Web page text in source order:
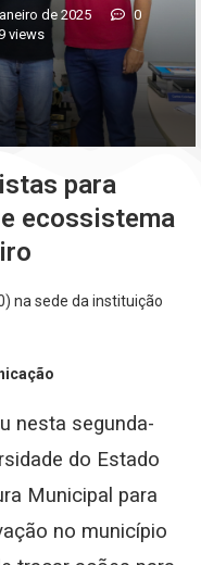
de 2025
0
views
para
ecossistema
na sede da instituição
nesta segunda-
do Estado
Municipal para
no município